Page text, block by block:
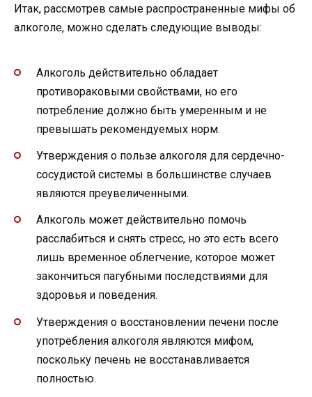
Итак, рассмотрев самые распространенные мифы об
алкоголе, можно сделать следующие выводы:
Алкоголь действительно обладает
противораковыми свойствами, но его
потребление должно быть умеренным и не
превышать рекомендуемых норм.
Утверждения о пользе алкоголя для сердечно-
сосудистой системы в большинстве случаев
являются преувеличенными.
Алкоголь может действительно помочь
расслабиться и снять стресс, но это есть всего
лишь временное облегчение, которое может
закончиться пагубными последствиями для
здоровья и поведения.
Утверждения о восстановлении печени после
употребления алкоголя являются мифом,
поскольку печень не восстанавливается
полностью.